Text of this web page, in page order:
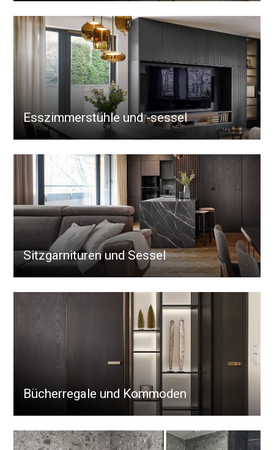
Esszimmerstühle und -sessel
Sitzgarnituren und Sessel
Bücherregale und Kommoden